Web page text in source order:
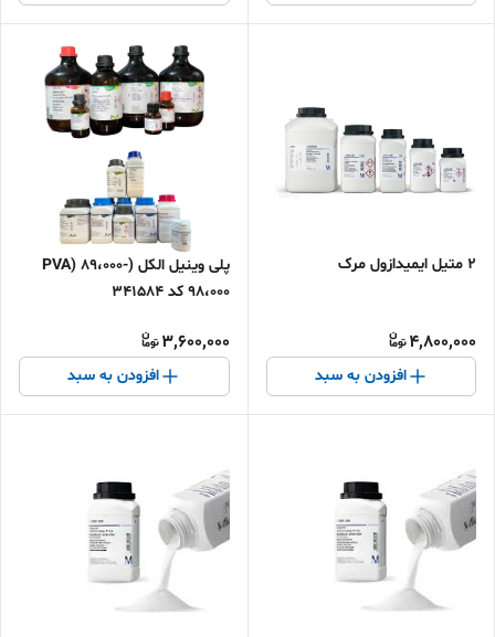
2 متیل ایمیدازول مرک
4,800,000
افزودن به سبد
پلی وینیل الکل (PVA) 89،000-
98،000 کد 341584
3,600,000
افزودن به سبد